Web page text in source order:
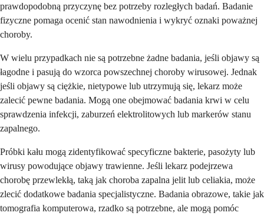
prawdopodobną przyczynę bez potrzeby rozległych badań. Badanie
fizyczne pomaga ocenić stan nawodnienia i wykryć oznaki poważnej
choroby.
W wielu przypadkach nie są potrzebne żadne badania, jeśli objawy są
łagodne i pasują do wzorca powszechnej choroby wirusowej. Jednak
jeśli objawy są ciężkie, nietypowe lub utrzymują się, lekarz może
zalecić pewne badania. Mogą one obejmować badania krwi w celu
sprawdzenia infekcji, zaburzeń elektrolitowych lub markerów stanu
zapalnego.
Próbki kału mogą zidentyfikować specyficzne bakterie, pasożyty lub
wirusy powodujące objawy trawienne. Jeśli lekarz podejrzewa
chorobę przewlekłą, taką jak choroba zapalna jelit lub celiakia, może
zlecić dodatkowe badania specjalistyczne. Badania obrazowe, takie jak
tomografia komputerowa, rzadko są potrzebne, ale mogą pomóc